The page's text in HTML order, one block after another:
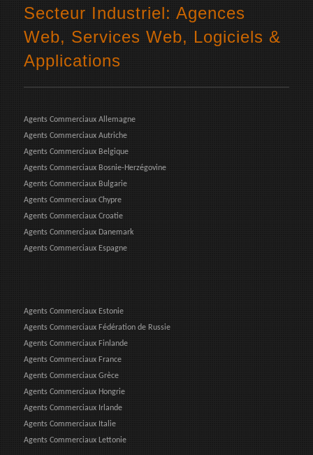
Secteur Industriel: Agences
Web, Services Web, Logiciels &
Applications
Agents Commerciaux Allemagne
Agents Commerciaux Autriche
Agents Commerciaux Belgique
Agents Commerciaux Bosnie-Herzégovine
Agents Commerciaux Bulgarie
Agents Commerciaux Chypre
Agents Commerciaux Croatie
Agents Commerciaux Danemark
Agents Commerciaux Espagne
Agents Commerciaux Estonie
Agents Commerciaux Fédération de Russie
Agents Commerciaux Finlande
Agents Commerciaux France
Agents Commerciaux Grèce
Agents Commerciaux Hongrie
Agents Commerciaux Irlande
Agents Commerciaux Italie
Agents Commerciaux Lettonie